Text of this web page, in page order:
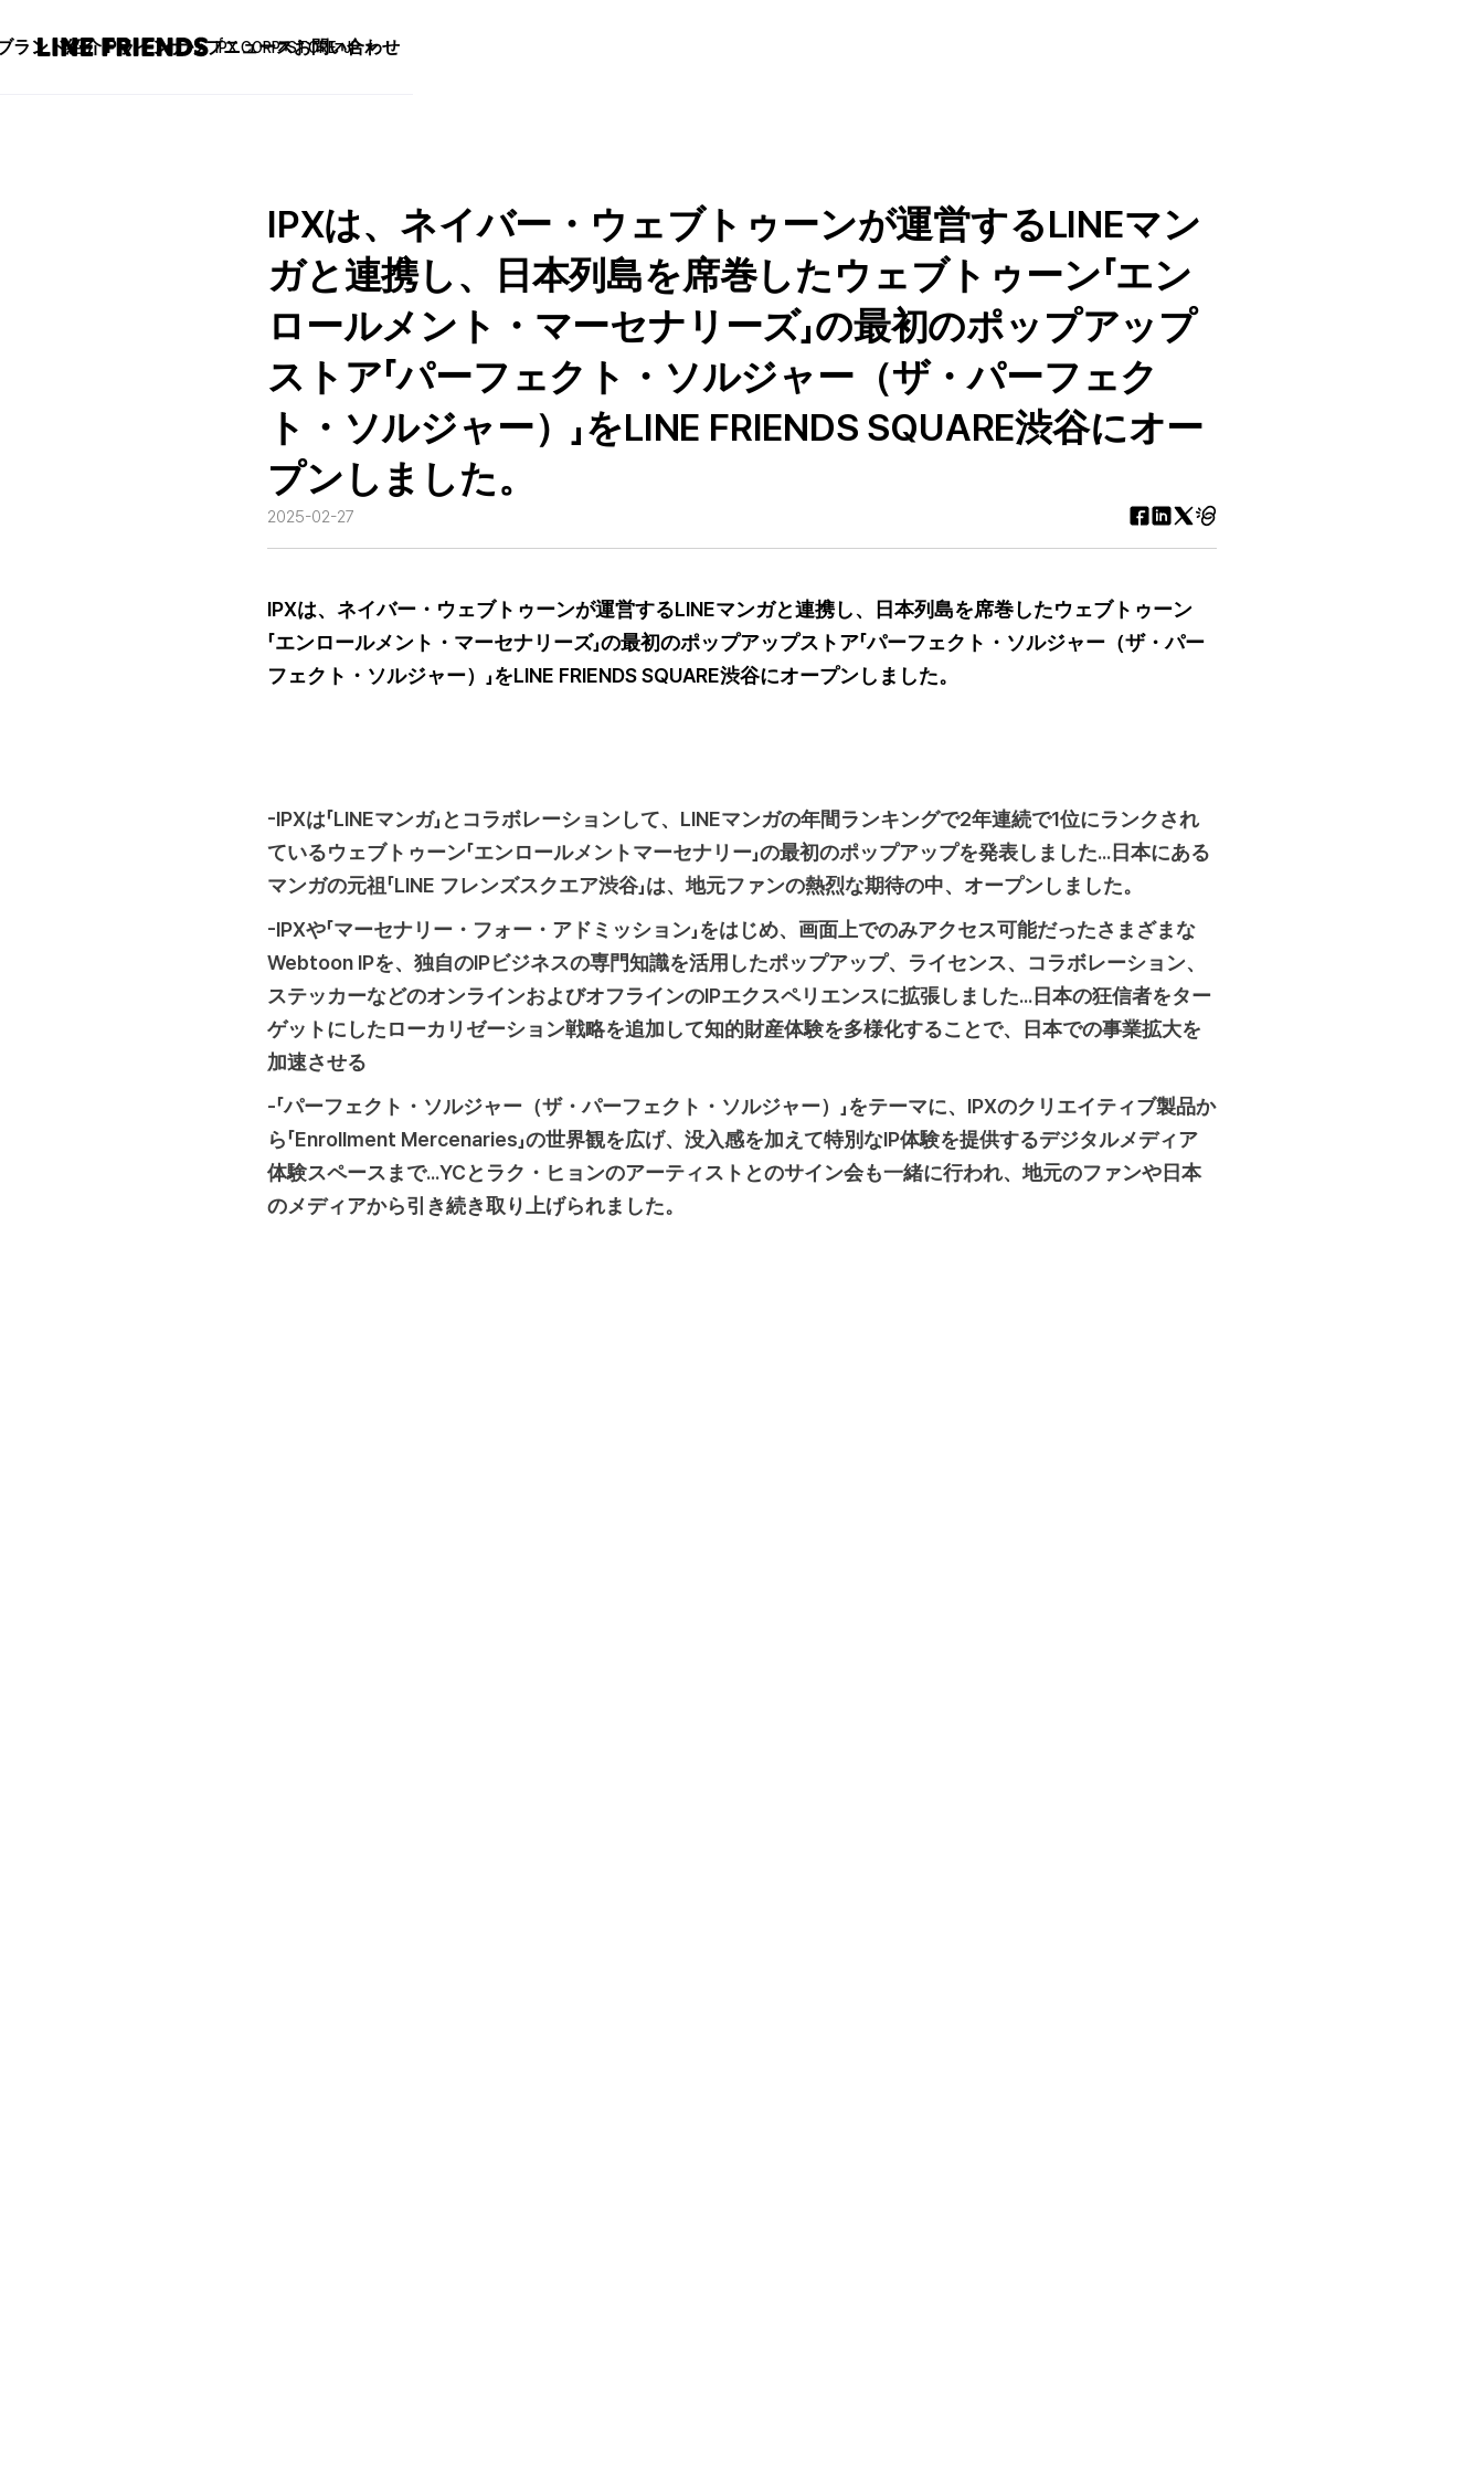
ランド紹介 IPラインナップニュースお問い合わせ
IPX CORP STORE JP
IPXは、ネイバー・ウェブトゥーンが運営するLINEマン
ガと連携し、日本列島を席巻したウェブトゥーン「エン
ロールメント・マーセナリーズ」の最初のポップアップ
ストア「パーフェクト・ソルジャー（ザ・パーフェク
ト・ソルジャー）」をLINE FRIENDS SQUARE渋谷にオー
プンしました。
2025-02-27
IPXは、ネイバー・ウェブトゥーンが運営するLINEマンガと連携し、日本列島を席巻したウェブトゥーン
「エンロールメント・マーセナリーズ」の最初のポップアップストア「パーフェクト・ソルジャー（ザ・パー
フェクト・ソルジャー）」をLINE FRIENDS SQUARE渋谷にオープンしました。
-IPXは「LINEマンガ」とコラボレーションして、LINEマンガの年間ランキングで2年連続で1位にランクされ
ているウェブトゥーン「エンロールメントマーセナリー」の最初のポップアップを発表しました...日本にある
マンガの元祖「LINE フレンズスクエア渋谷」は、地元ファンの熱烈な期待の中、オープンしました。
-IPXや「マーセナリー・フォー・アドミッション」をはじめ、画面上でのみアクセス可能だったさまざまな
Webtoon IPを、独自のIPビジネスの専門知識を活用したポップアップ、ライセンス、コラボレーション、
ステッカーなどのオンラインおよびオフラインのIPエクスペリエンスに拡張しました...日本の狂信者をター
ゲットにしたローカリゼーション戦略を追加して知的財産体験を多様化することで、日本での事業拡大を
加速させる
-「パーフェクト・ソルジャー（ザ・パーフェクト・ソルジャー）」をテーマに、IPXのクリエイティブ製品か
ら「Enrollment Mercenaries」の世界観を広げ、没入感を加えて特別なIP体験を提供するデジタルメディア
体験スペースまで...YCとラク・ヒョンのアーティストとのサイン会も一緒に行われ、地元のファンや日本
のメディアから引き続き取り上げられました。